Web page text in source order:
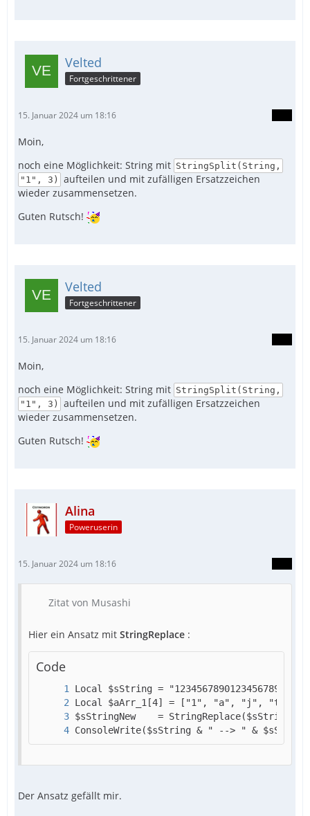
Velted
Fortgeschrittener
15. Januar 2024 um 18:16
Moin,
noch eine Möglichkeit: String mit StringSplit(String,
"1", 3)
aufteilen und mit zufälligen Ersatzzeichen
wieder zusammensetzen.
Guten Rutsch!
Velted
Fortgeschrittener
15. Januar 2024 um 18:16
Moin,
noch eine Möglichkeit: String mit StringSplit(String,
"1", 3)
aufteilen und mit zufälligen Ersatzzeichen
wieder zusammensetzen.
Guten Rutsch!
Alina
Poweruserin
15. Januar 2024 um 18:16
Zitat von Musashi
Hier ein Ansatz mit StringReplace :
Code
ConsoleWrite($sString & " --> " &
Der Ansatz gefällt mir.